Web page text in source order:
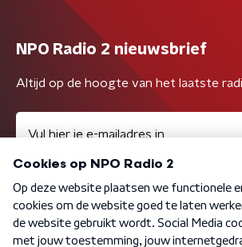
NPO Radio 2 nieuwsbrief
Altijd op de hoogte van het laatste
Algemene voorwaarden